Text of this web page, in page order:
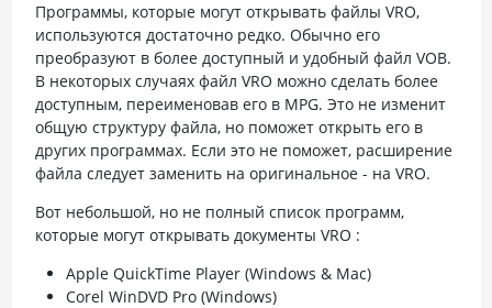
Программы, которые могут открывать файлы VRO,
используются достаточно редко. Обычно его
преобразуют в более доступный и удобный файл VOB.
В некоторых случаях файл VRO можно сделать более
доступным, переименовав его в MPG. Это не изменит
общую структуру файла, но поможет открыть его в
других программах. Если это не поможет, расширение
файла следует заменить на оригинальное - на VRO.
Вот небольшой, но не полный список программ,
которые могут открывать документы VRO :
Apple QuickTime Player (Windows & Mac)
Corel WinDVD Pro (Windows)